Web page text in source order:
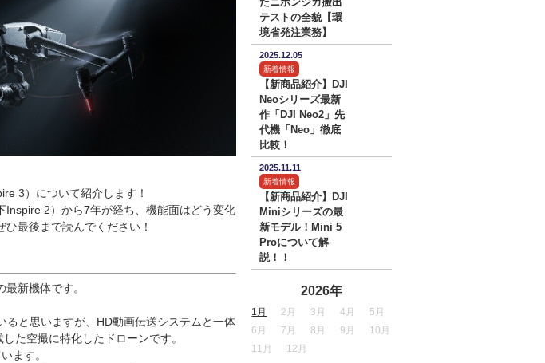
3）について紹介します！
2）から7年が経ち、機能面はどう変化
最後まで読んでください！
新機体です。
と思いますが、HD動画伝送システムと一体
た空撮に特化したドローンです。
ます。
テストの全貌【環
境省発注業務】
2025.12.05
新着情報
【新商品紹介】DJI
Neoシリーズ最新
作「DJI Neo2」先
代機「Neo」徹底
比較！
2025.11.11
新着情報
【新商品紹介】DJI
Miniシリーズの最
新モデル！Mini 5
Proについて解
説！！
2026年
1月 2月 3月 4月
5月
6月
7月 8月 9月
10月
11月
12月